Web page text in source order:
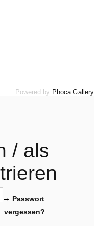
Powered by Phoca Gallery
/ als
Passwort
vergessen?